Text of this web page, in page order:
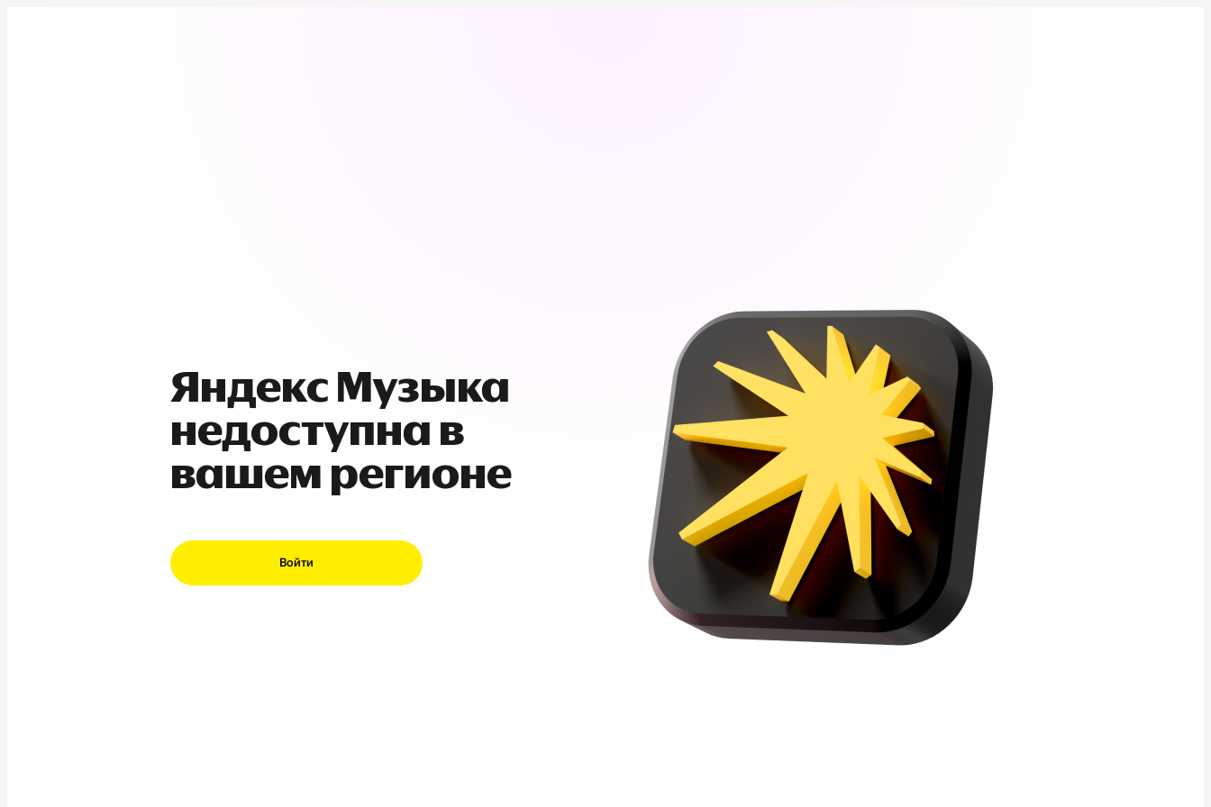
Яндекс Музыка
недоступна в
вашем регионе
Войти